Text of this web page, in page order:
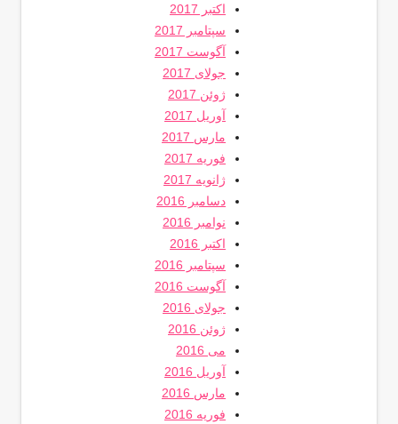
اکتبر 2017
سپتامبر 2017
آگوست 2017
جولای 2017
ژوئن 2017
آوریل 2017
مارس 2017
فوریه 2017
ژانویه 2017
دسامبر 2016
نوامبر 2016
اکتبر 2016
سپتامبر 2016
آگوست 2016
جولای 2016
ژوئن 2016
می 2016
آوریل 2016
مارس 2016
فوریه 2016